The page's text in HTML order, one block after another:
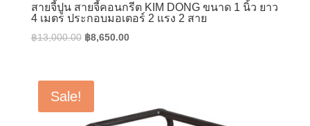
สายจี้ปูน สายจี้คอนกรีต KIM DONG ขนาด 1 นิ้ว ยาว
4 เมตร ประกอบมอเตอร์ 2 แรง 2 สาย
฿13,000.00 Original
฿13,000.00.
฿8,650.00Current
Sale!